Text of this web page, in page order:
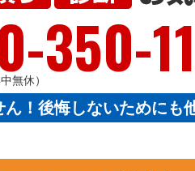
350-
無休）
！後悔しないためにも